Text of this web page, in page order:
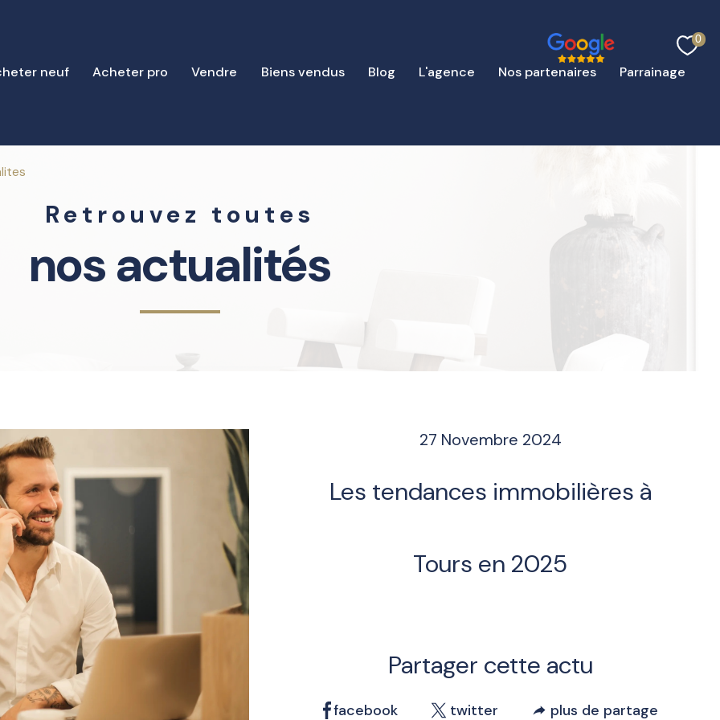
0
neuf Acheter pro Vendre Biens vendus Blog L'agence Nos partenaires Parrainage
Retrouvez toutes
nos actualités
27 Novembre 2024
Les tendances immobilières à
Tours en 2025
Partager cette actu
facebook twitter plus de partage